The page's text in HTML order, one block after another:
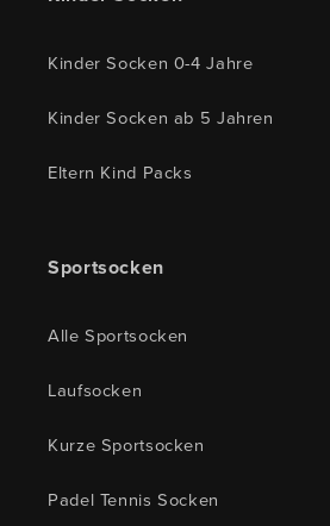
Kinder Socken 0-4 Jahre
Kinder Socken ab 5 Jahren
Eltern Kind Packs
Sportsocken
Alle Sportsocken
Laufsocken
Kurze Sportsocken
Padel Tennis Socken